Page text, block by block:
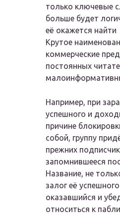
только ключевые
больше будет
её окажется найти
Крутое
коммерческие
постоянных
Например, при
успешного и
причине
собой, группу
прежних
запомнившееся
Название, не
залог её
оказавшийся и
относиться к